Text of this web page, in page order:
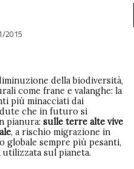
2015
della biodiversità,
come frane e valanghe: la
più minacciati dai
che in futuro si
pianura: sulle terre alte vive
, a rischio migrazione in
globale sempre più pesanti,
utilizzata sul pianeta.